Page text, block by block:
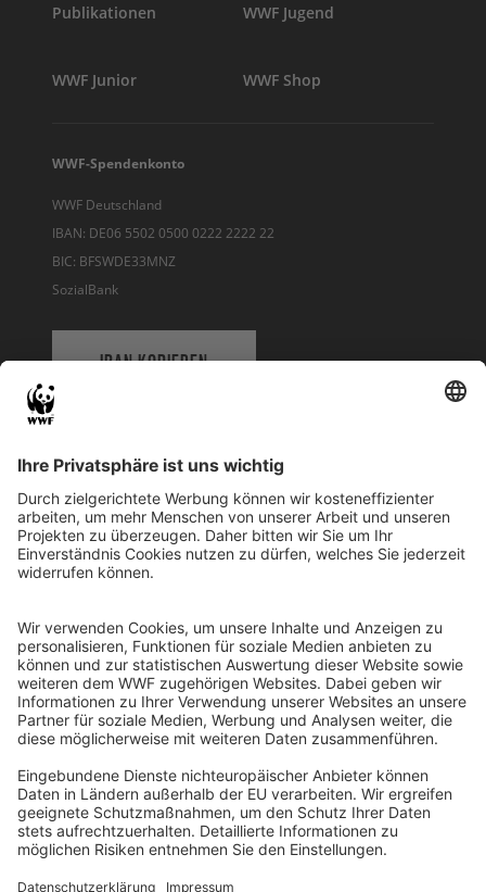
Publikationen WWF Jugend
WWF Junior WWF Shop
WWF-Spendenkonto
WWF Deutschland
IBAN: DE06 5502 0500 0222 2222 22
BIC: BFSWDE33MNZ
SozialBank
IBAN KOPIEREN
WWF Deutschland
Reinhardtstr. 18
10117 Berlin
Ihre Spende kann steuerlich geltend gemacht werden
Registriert als Stiftung WWF Deutschland, Senatsverwaltung für
Justiz Berlin, Az: 3416/976/2
Umsatzsteuer-Identifikationsnummer: DE 114236103
Freistellungsbescheid: Als gemeinnützige Körperschaft befreit
von der Körperschaftssteuer gem. §5 I 9 KStg. unter der
Steuernummer 27/641/09321